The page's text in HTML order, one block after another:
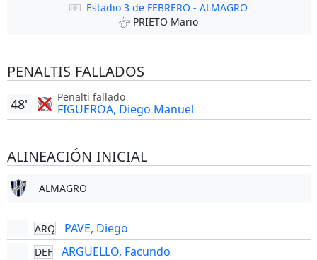
Estadio 3 de FEBRERO - ALMAGRO
PRIETO Mario
PENALTIS FALLADOS
Penalti fallado
FIGUEROA, Diego Manuel
48'
ALINEACIÓN INICIAL
ALMAGRO
ARQ PAVE, Diego
DEF ARGUELLO, Facundo